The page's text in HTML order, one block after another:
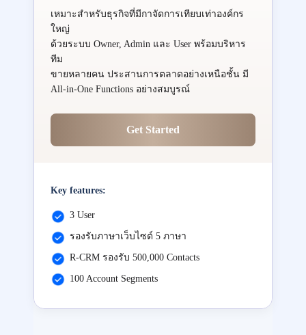
เหมาะสำหรับธุรกิจที่มีกาจัดการเทียบเท่าองค์กร
ใหญ่
ด้วยระบบ Owner, Admin และ User พร้อมบริหาร
ทีม
ขายหลายคน ประสานการตลาดอย่างเหนือชั้น มี
All-in-One Functions อย่างสมบูรณ์
Get Started
Key features:
3 User
รองรับภาษาเว็บไซต์ 5 ภาษา
R-CRM รองรับ 500,000 Contacts
100 Account Segments